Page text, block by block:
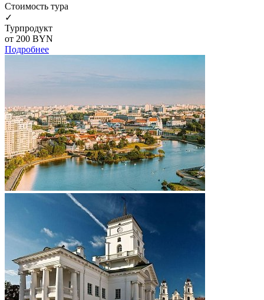
Cтоимость тура
✓
Турпродукт
от 200 BYN
Подробнее